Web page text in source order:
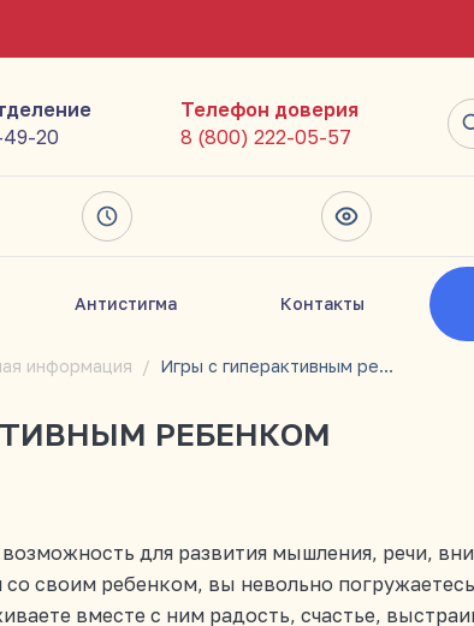
20
Телефон доверия
8 (800) 222-05-57
Антистигма Контакты
информация Игры с гиперактивным ребенком
РЕБЕНКОМ
для развития мышления, речи,
своим ребенком, вы невольно
вместе с ним радость, счастье,